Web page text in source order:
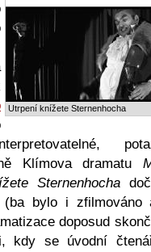
Utrpení knížete Sternenhocha
Klímova dramatu
Sternenhocha
(ba bylo i zfilmováno
doposud
kdy se úvodní